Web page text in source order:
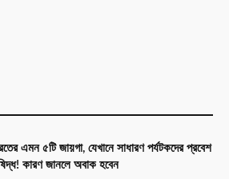
এমন ৫টি জায়গা, যেখানে সাধারণ পর্যটকদের প্রবেশ
কারণ জানলে অবাক হবেন